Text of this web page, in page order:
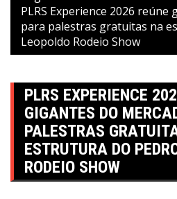
PLRS Experience 2026 reúne
para palestras gratuitas na
Leopoldo Rodeio Show
PLRS EXPERIENCE
GIGANTES DO
PALESTRAS
ESTRUTURA DO
RODEIO SHOW